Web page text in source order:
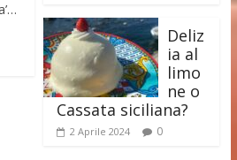
Deliz
ia al
limo
ne o
Cassata siciliana?
2 Aprile 2024 0